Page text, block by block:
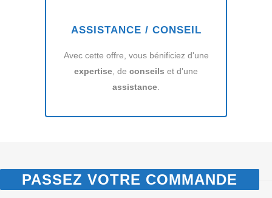
ASSISTANCE / CONSEIL
Avec cette offre, vous bénificiez d'une
expertise, de conseils et d'une
assistance.
PASSEZ VOTRE COMMANDE